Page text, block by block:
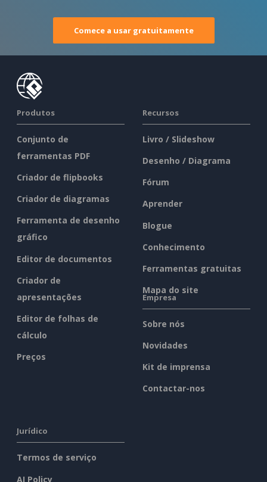
Comece a usar gratuitamente
Produtos
Conjunto de
ferramentas PDF
Criador de flipbooks
Criador de diagramas
Ferramenta de desenho
gráfico
Editor de documentos
Criador de
apresentações
Editor de folhas de
cálculo
Preços
Recursos
Livro / Slideshow
Desenho / Diagrama
Fórum
Aprender
Blogue
Conhecimento
Ferramentas gratuitas
Mapa do site
Empresa
Sobre nós
Novidades
Kit de imprensa
Contactar-nos
Jurídico
Termos de serviço
AI Policy